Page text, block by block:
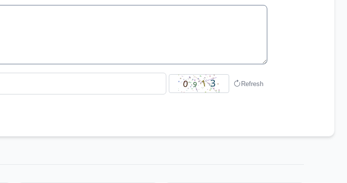
Refresh